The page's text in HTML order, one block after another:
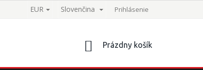
EUR Slovenčina Prihlásenie
NÁKUPNÝ
Prázdny košík